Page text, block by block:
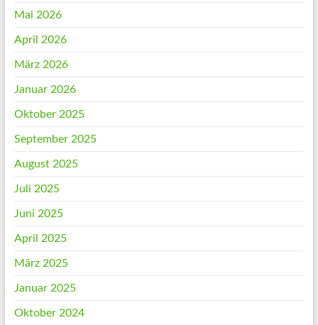
Mai 2026
April 2026
März 2026
Januar 2026
Oktober 2025
September 2025
August 2025
Juli 2025
Juni 2025
April 2025
März 2025
Januar 2025
Oktober 2024